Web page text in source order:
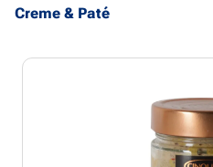
Creme & Paté
Bildergalerie überspringen